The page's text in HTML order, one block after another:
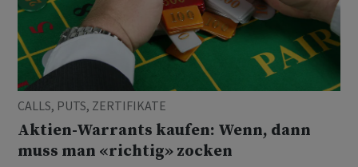
CALLS, PUTS, ZERTIFIKATE
Aktien-Warrants kaufen: Wenn, dann
muss man «richtig» zocken